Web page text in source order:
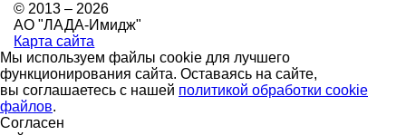
© 2013 – 2026
АО "ЛАДА-Имидж"
Карта сайта
Мы используем файлы cookie для лучшего
функционирования сайта. Оставаясь на сайте,
вы соглашаетесь с нашей политикой обработки cookie
файлов.
Согласен